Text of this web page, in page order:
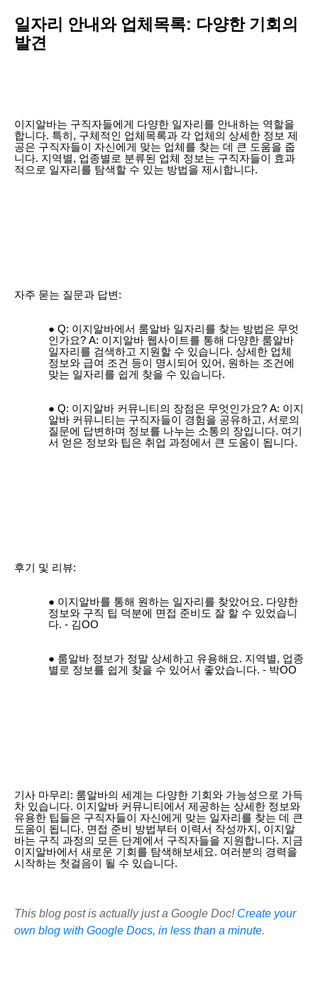
일자리 안내와 업체목록: 다양한 기회의
발견
이지알바는 구직자들에게 다양한 일자리를 안내하는 역할을
합니다. 특히, 구체적인 업체목록과 각 업체의 상세한 정보 제
공은 구직자들이 자신에게 맞는 업체를 찾는 데 큰 도움을 줍
니다. 지역별, 업종별로 분류된 업체 정보는 구직자들이 효과
적으로 일자리를 탐색할 수 있는 방법을 제시합니다.
자주 묻는 질문과 답변:
Q: 이지알바에서 룸알바 일자리를 찾는 방법은 무엇
인가요? A: 이지알바 웹사이트를 통해 다양한 룸알바
일자리를 검색하고 지원할 수 있습니다. 상세한 업체
정보와 급여 조건 등이 명시되어 있어, 원하는 조건에
맞는 일자리를 쉽게 찾을 수 있습니다.
Q: 이지알바 커뮤니티의 장점은 무엇인가요? A: 이지
알바 커뮤니티는 구직자들이 경험을 공유하고, 서로의
질문에 답변하며 정보를 나누는 소통의 장입니다. 여기
서 얻은 정보와 팁은 취업 과정에서 큰 도움이 됩니다.
후기 및 리뷰:
이지알바를 통해 원하는 일자리를 찾았어요. 다양한
정보와 구직 팁 덕분에 면접 준비도 잘 할 수 있었습니
다. - 김OO
룸알바 정보가 정말 상세하고 유용해요. 지역별, 업종
별로 정보를 쉽게 찾을 수 있어서 좋았습니다. - 박OO
기사 마무리: 룸알바의 세계는 다양한 기회와 가능성으로 가득
차 있습니다. 이지알바 커뮤니티에서 제공하는 상세한 정보와
유용한 팁들은 구직자들이 자신에게 맞는 일자리를 찾는 데 큰
도움이 됩니다. 면접 준비 방법부터 이력서 작성까지, 이지알
바는 구직 과정의 모든 단계에서 구직자들을 지원합니다. 지금
이지알바에서 새로운 기회를 탐색해보세요. 여러분의 경력을
시작하는 첫걸음이 될 수 있습니다.
This blog post is actually just a Google Doc! Create your
own blog with Google Docs, in less than a minute.